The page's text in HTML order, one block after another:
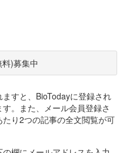
)募集中
すと、BioTodayに登録され
。また、メール会員登録さ
り2つの記事の全文閲覧が可